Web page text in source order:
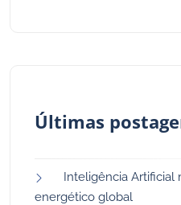
Últimas
Inteligência
energético global